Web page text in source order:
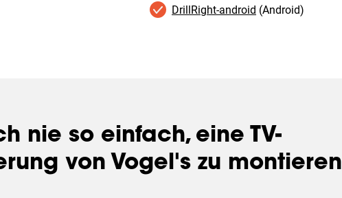
DrillRight-android (Android)
nie so einfach, eine TV-
von Vogel's zu montieren